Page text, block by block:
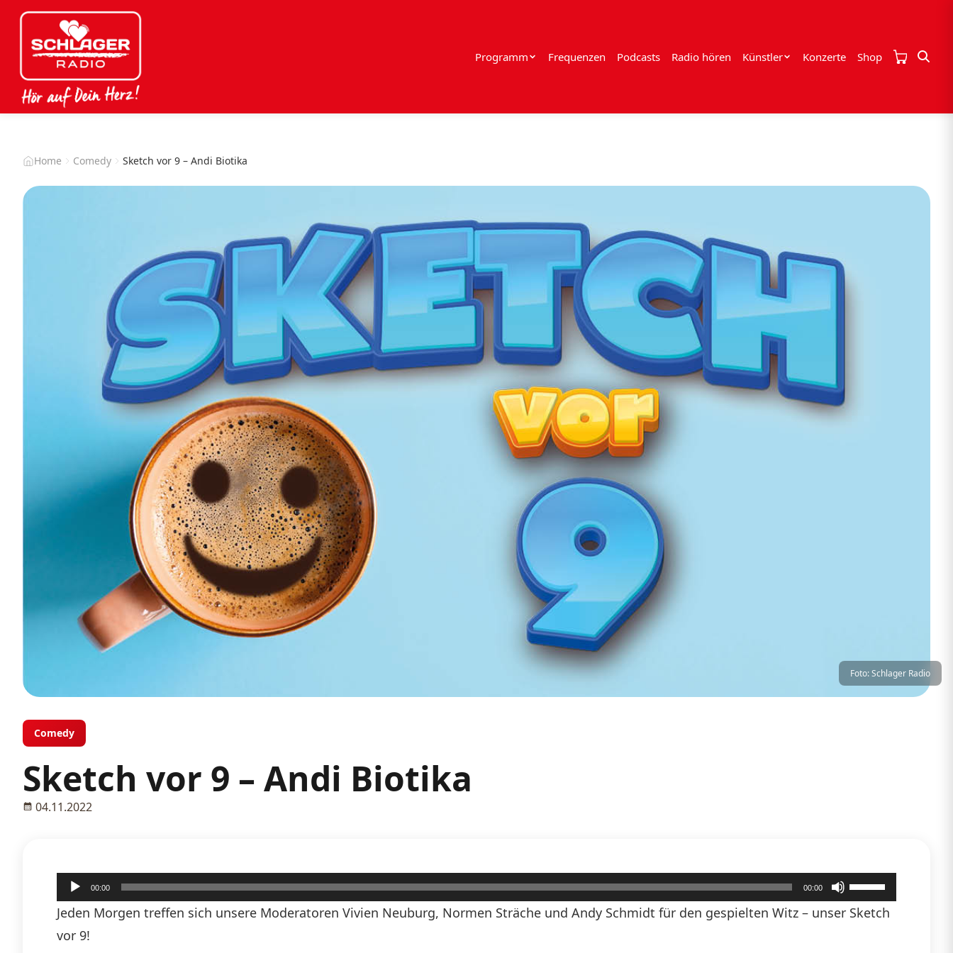
Programm Frequenzen Podcasts Radio hören Künstler Konzerte Shop
Home Comedy Sketch vor 9 – Andi Biotika
Foto: Schlager Radio
Comedy
Sketch vor 9 – Andi Biotika
04.11.2022
Audio-
Player
00:00 00:00
Pfeiltasten
Hoch/Runter
Jeden Morgen treffen sich unsere Moderatoren Vivien Neuburg, Normen Sträche und Andy Schmidt für den gespielten Witz – unser Sketch
vor 9!